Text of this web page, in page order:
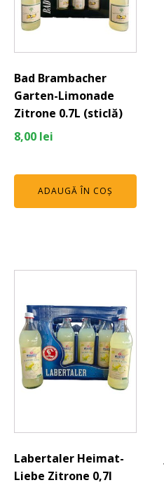
Bad Brambacher
Garten-Limonade
Zitrone 0.7L (sticlă)
8,00 lei
ADAUGĂ ÎN COȘ
Labertaler Heimat-
Liebe Zitrone 0,7l